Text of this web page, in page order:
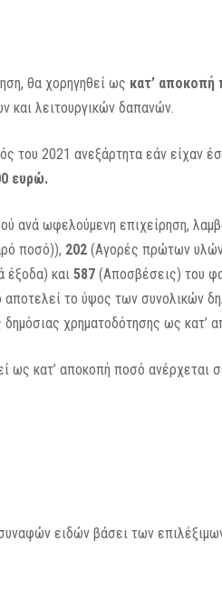
θα χορηγηθεί ως κατ’ αποκοπή
και λειτουργικών δαπανών.
του 2021 ανεξάρτητα εάν είχαν
ευρώ.
ανά ωφελούμενη επιχείρηση,
ποσό)), 202 (Αγορές πρώτων
έξοδα) και587 (Αποσβέσεις) του
το ύψος των συνολικών
χρηματοδότησης ως κατ’
ως κατ’ αποκοπή ποσό ανέρχεται
ειδών βάσει των